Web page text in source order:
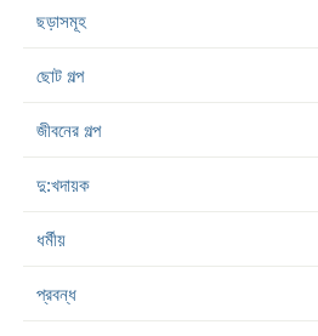
ছড়াসমূহ
ছোট গল্প
জীবনের গল্প
দু:খদায়ক
ধর্মীয়
প্রবন্ধ